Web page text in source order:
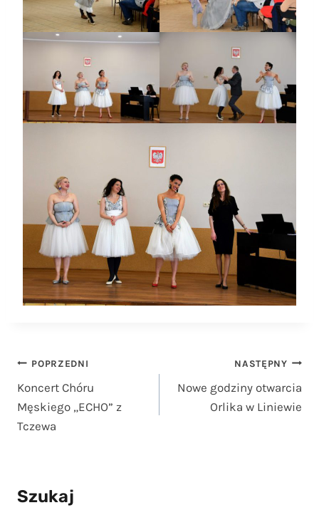
Nawigacja
wpisu
POPRZEDNI
Koncert Chóru
Męskiego „ECHO” z
Tczewa
NASTĘPNY
Nowe godziny otwarcia
Orlika w Liniewie
Szukaj